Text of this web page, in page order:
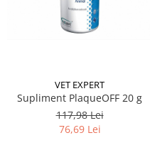
VET EXPERT
Supliment PlaqueOFF 20 g
117,98 Lei
76,69 Lei